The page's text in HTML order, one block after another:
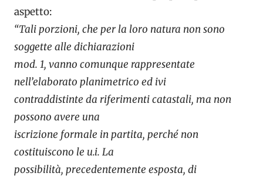
aspetto:
“Tali porzioni, che per la loro natura non sono
soggette alle dichiarazioni
mod. 1, vanno comunque rappresentate
nell’elaborato planimetrico ed ivi
contraddistinte da riferimenti catastali, ma non
possono avere una
iscrizione formale in partita, perché non
costituiscono le u.i. La
possibilità, precedentemente esposta, di